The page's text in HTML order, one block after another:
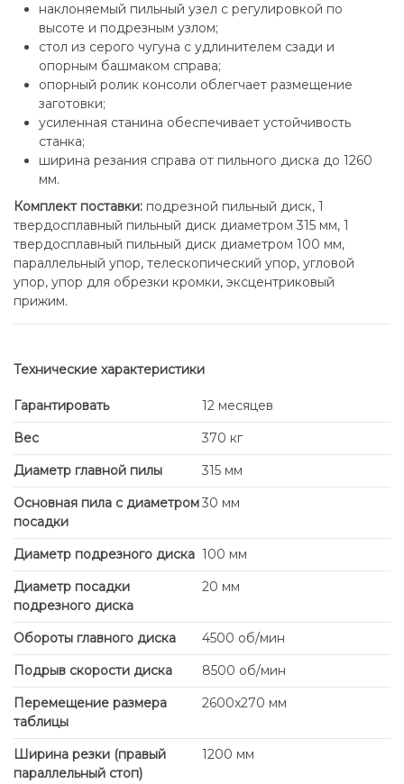
наклоняемый пильный узел с регулировкой по
высоте и подрезным узлом;
стол из серого чугуна с удлинителем сзади и
опорным башмаком справа;
опорный ролик консоли облегчает размещение
заготовки;
усиленная станина обеспечивает устойчивость
станка;
ширина резания справа от пильного диска до 1260
мм.
Комплект поставки: подрезной пильный диск, 1
твердосплавный пильный диск диаметром 315 мм, 1
твердосплавный пильный диск диаметром 100 мм,
параллельный упор, телескопический упор, угловой
упор, упор для обрезки кромки, эксцентриковый
прижим.
Технические характеристики
Гарантировать
12 месяцев
Вес
370 кг
Диаметр главной пилы
315 мм
Основная пила с диаметром
посадки
30 мм
Диаметр подрезного диска 100 мм
Диаметр посадки
подрезного диска
20 мм
Обороты главного диска
4500 об/мин
Подрыв скорости диска
8500 об/мин
Перемещение размера
таблицы
2600x270 мм
Ширина резки (правый
параллельный стоп)
1200 мм